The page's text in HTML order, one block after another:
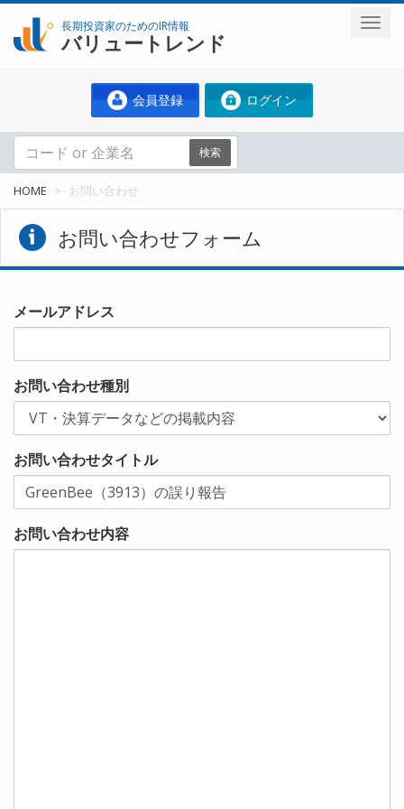
長期投資家のためのIR情報
バリュートレンド
会員登録 ログイン
検索
HOME お問い合わせ
お問い合わせフォーム
メールアドレス
お問い合わせ種別
お問い合わせタイトル
お問い合わせ内容